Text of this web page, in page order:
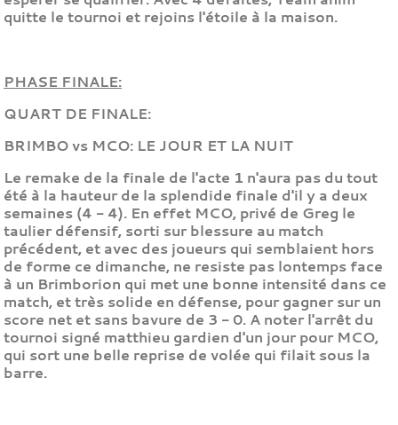
quitte le tournoi et rejoins l'étoile à la maison.
PHASE FINALE:
QUART DE FINALE:
BRIMBO vs MCO: LE JOUR ET LA NUIT
Le remake de la finale de l'acte 1 n'aura pas du tout
été à la hauteur de la splendide finale d'il y a deux
semaines (4 - 4). En effet MCO, privé de Greg le
taulier défensif, sorti sur blessure au match
précédent, et avec des joueurs qui semblaient hors
de forme ce dimanche, ne resiste pas lontemps face
à un Brimborion qui met une bonne intensité dans ce
match, et très solide en défense, pour gagner sur un
score net et sans bavure de 3 - 0. A noter l'arrêt du
tournoi signé matthieu gardien d'un jour pour MCO,
qui sort une belle reprise de volée qui filait sous la
barre.